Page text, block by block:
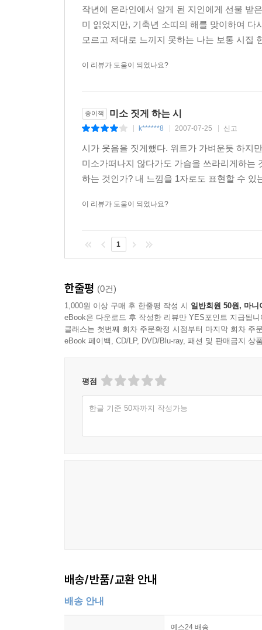
작년에 온라인에서 알게 된 지인에게 선물 받
미 읽었지만, 기축년 소띠의 해를 맞이하여
모르고 제대로 느끼지 못하는 나는 보통 시집
이 리뷰가 도움이 되었나요?
종이책 미소 짓게 하는 시
k******8 2007-07-25 신고
시가 웃음을 짓게했다. 위트가 가벼운듯 하지
미소가떠나지 않다가도 가슴을 쓰라리게하는
하는 것인가? 내 느낌을 1자로도 표현할 수 있
이 리뷰가 도움이 되었나요?
1
한줄평 (0건)
1,000원 이상 구매 후 한줄평 작성 시 일반회원 50원, 마니
eBook은 다운로드 후 작성한 리뷰만 YES포인트 지급됩니
클래스는 첫번째 회차 주문확정 시점부터 마지막 회차 주
eBook 페이백, CD/LP, DVD/Blu-ray, 패션 및 판매금지 상
평점
한글 기준 50자까지 작성가능
배송/반품/교환 안내
배송 안내
예스24 배송